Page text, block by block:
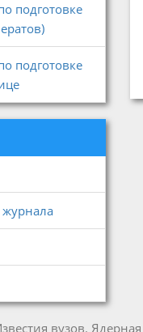
подготовке
подготовке
вузов. Ядерная